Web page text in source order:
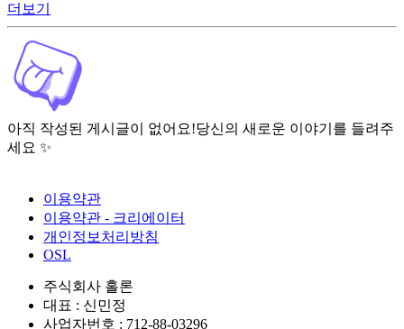
더보기
아직 작성된 게시글이 없어요!당신의 새로운 이야기를 들려주
세요 ✨
이용약관
이용약관 - 크리에이터
개인정보처리방침
OSL
주식회사 홀론
대표 : 신민정
사업자번호 : 712-88-03296